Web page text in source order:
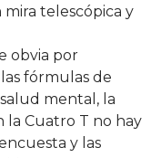
telescópica y
obvia por
fórmulas de
mental, la
la Cuatro T no hay
y las